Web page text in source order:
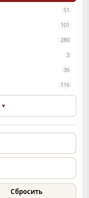
51
101
280
3
36
116
▾
Сбросить